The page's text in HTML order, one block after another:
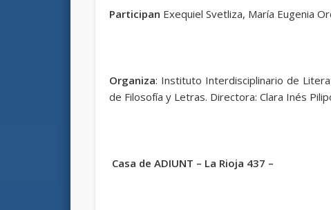
Participan Exequiel Svetliza, María Eugenia
Organiza: Instituto Interdisciplinario de
de Filosofía y Letras. Directora: Clara Inés
Casa de ADIUNT – La Rioja 437 –